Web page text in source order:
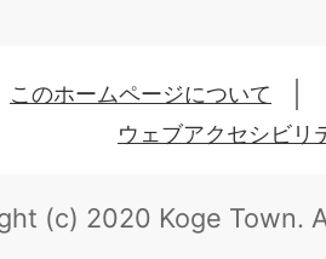
このホームページについて
ウェブアクセシビリ
(c) 2020 Koge Town.